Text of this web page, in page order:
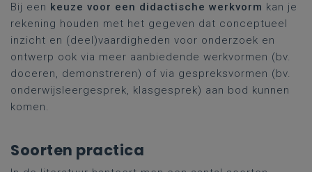
Bij een keuze voor een didactische werkvorm kan je
rekening houden met het gegeven dat conceptueel
inzicht en (deel)vaardigheden voor onderzoek en
ontwerp ook via meer aanbiedende werkvormen (bv.
doceren, demonstreren) of via gespreksvormen (bv.
onderwijsleergesprek, klasgesprek) aan bod kunnen
komen.
Soorten practica